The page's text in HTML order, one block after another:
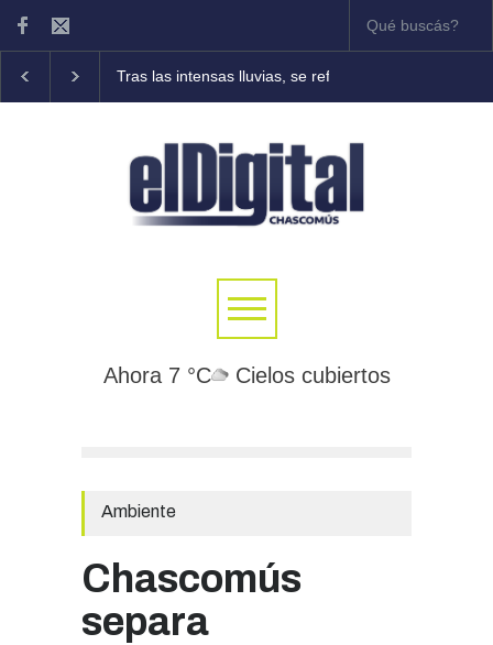
Tras las intensas lluvias, se refuerzan las tareas de
Ahora 7 °C Cielos cubiertos
Ambiente
Chascomús
separa